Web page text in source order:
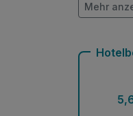
Kostenloses
Mehr